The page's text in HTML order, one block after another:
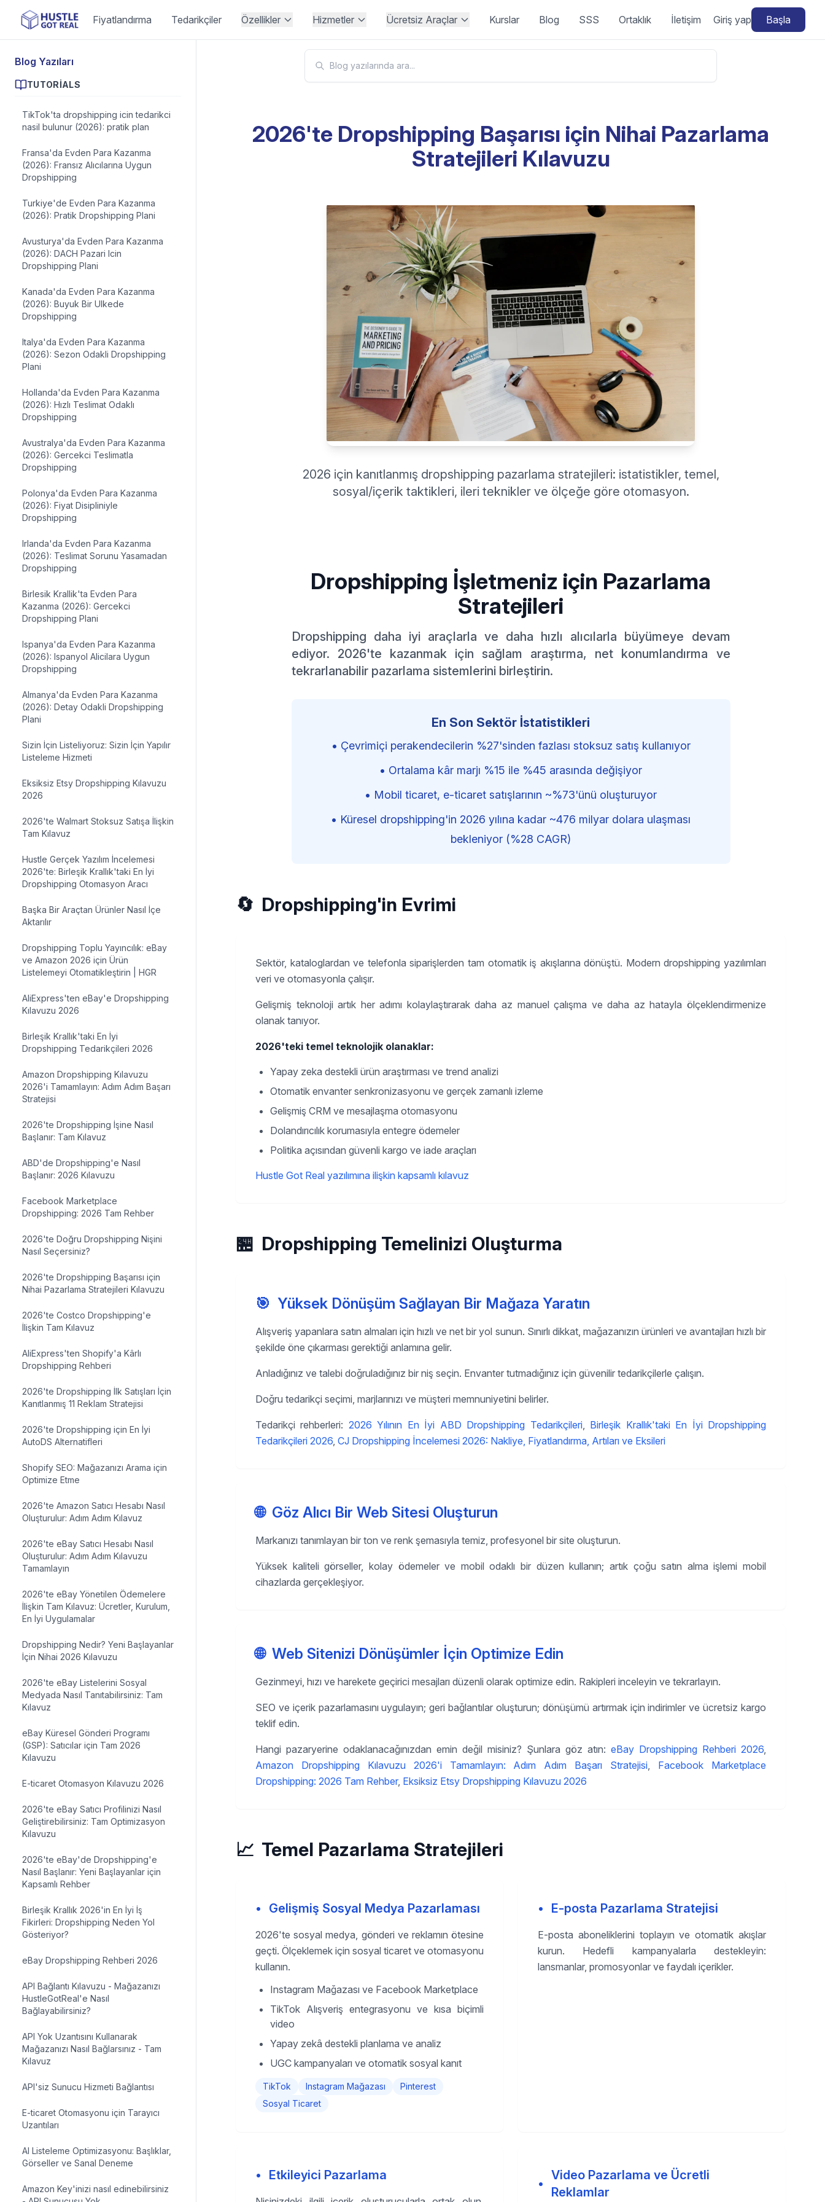
Fiyatlandırma Tedarikçiler Özellikler Hizmetler Ücretsiz Araçlar Kurslar Blog SSS Ortaklık İletişim Giriş yap Başla
Blog Yazıları
TUTORIALS
TikTok'ta dropshipping icin tedarikci
nasil bulunur (2026): pratik plan
Fransa'da Evden Para Kazanma
(2026): Fransız Alıcılarına Uygun
Dropshipping
Turkiye'de Evden Para Kazanma
(2026): Pratik Dropshipping Plani
Avusturya'da Evden Para Kazanma
(2026): DACH Pazari Icin
Dropshipping Plani
Kanada'da Evden Para Kazanma
(2026): Buyuk Bir Ulkede
Dropshipping
Italya'da Evden Para Kazanma
(2026): Sezon Odakli Dropshipping
Plani
Hollanda'da Evden Para Kazanma
(2026): Hızlı Teslimat Odaklı
Dropshipping
Avustralya'da Evden Para Kazanma
(2026): Gercekci Teslimatla
Dropshipping
Polonya'da Evden Para Kazanma
(2026): Fiyat Disipliniyle
Dropshipping
Irlanda'da Evden Para Kazanma
(2026): Teslimat Sorunu Yasamadan
Dropshipping
Birlesik Krallik'ta Evden Para
Kazanma (2026): Gercekci
Dropshipping Plani
Ispanya'da Evden Para Kazanma
(2026): Ispanyol Alicilara Uygun
Dropshipping
Almanya'da Evden Para Kazanma
(2026): Detay Odakli Dropshipping
Plani
Sizin İçin Listeliyoruz: Sizin İçin Yapılır
Listeleme Hizmeti
Eksiksiz Etsy Dropshipping Kılavuzu
2026
2026'te Walmart Stoksuz Satışa İlişkin
Tam Kılavuz
Hustle Gerçek Yazılım İncelemesi
2026'te: Birleşik Krallık'taki En İyi
Dropshipping Otomasyon Aracı
Başka Bir Araçtan Ürünler Nasıl İçe
Aktarılır
Dropshipping Toplu Yayıncılık: eBay
ve Amazon 2026 için Ürün
Listelemeyi Otomatikleştirin | HGR
AliExpress'ten eBay'e Dropshipping
Kılavuzu 2026
Birleşik Krallık'taki En İyi
Dropshipping Tedarikçileri 2026
Amazon Dropshipping Kılavuzu
2026'i Tamamlayın: Adım Adım Başarı
Stratejisi
2026'te Dropshipping İşine Nasıl
Başlanır: Tam Kılavuz
ABD'de Dropshipping'e Nasıl
Başlanır: 2026 Kılavuzu
Facebook Marketplace
Dropshipping: 2026 Tam Rehber
2026'te Doğru Dropshipping Nişini
Nasıl Seçersiniz?
2026'te Dropshipping Başarısı için
Nihai Pazarlama Stratejileri Kılavuzu
2026'te Costco Dropshipping'e
İlişkin Tam Kılavuz
AliExpress'ten Shopify'a Kârlı
Dropshipping Rehberi
2026'te Dropshipping İlk Satışları İçin
Kanıtlanmış 11 Reklam Stratejisi
2026'te Dropshipping için En İyi
AutoDS Alternatifleri
Shopify SEO: Mağazanızı Arama için
Optimize Etme
2026'te Amazon Satıcı Hesabı Nasıl
Oluşturulur: Adım Adım Kılavuz
2026'te eBay Satıcı Hesabı Nasıl
Oluşturulur: Adım Adım Kılavuzu
Tamamlayın
2026'te eBay Yönetilen Ödemelere
İlişkin Tam Kılavuz: Ücretler, Kurulum,
En İyi Uygulamalar
Dropshipping Nedir? Yeni Başlayanlar
İçin Nihai 2026 Kılavuzu
2026'te eBay Listelerini Sosyal
Medyada Nasıl Tanıtabilirsiniz: Tam
Kılavuz
eBay Küresel Gönderi Programı
(GSP): Satıcılar için Tam 2026
Kılavuzu
E-ticaret Otomasyon Kılavuzu 2026
2026'te eBay Satıcı Profilinizi Nasıl
Geliştirebilirsiniz: Tam Optimizasyon
Kılavuzu
2026'te eBay'de Dropshipping'e
Nasıl Başlanır: Yeni Başlayanlar için
Kapsamlı Rehber
Birleşik Krallık 2026'in En İyi İş
Fikirleri: Dropshipping Neden Yol
Gösteriyor?
eBay Dropshipping Rehberi 2026
API Bağlantı Kılavuzu - Mağazanızı
HustleGotReal'e Nasıl
Bağlayabilirsiniz?
API Yok Uzantısını Kullanarak
Mağazanızı Nasıl Bağlarsınız - Tam
Kılavuz
API'siz Sunucu Hizmeti Bağlantısı
E-ticaret Otomasyonu için Tarayıcı
Uzantıları
AI Listeleme Optimizasyonu: Başlıklar,
Görseller ve Sanal Deneme
Amazon Key'inizi nasıl edinebilirsiniz
2026'te Dropshipping Başarısı için Nihai Pazarlama
Stratejileri Kılavuzu
2026 için kanıtlanmış dropshipping pazarlama stratejileri: istatistikler, temel,
sosyal/içerik taktikleri, ileri teknikler ve ölçeğe göre otomasyon.
Dropshipping İşletmeniz için Pazarlama
Stratejileri
Dropshipping daha iyi araçlarla ve daha hızlı alıcılarla büyümeye devam
ediyor. 2026'te kazanmak için sağlam araştırma, net konumlandırma ve
tekrarlanabilir pazarlama sistemlerini birleştirin.
En Son Sektör İstatistikleri
• Çevrimiçi perakendecilerin %27'sinden fazlası stoksuz satış kullanıyor
• Ortalama kâr marjı %15 ile %45 arasında değişiyor
• Mobil ticaret, e-ticaret satışlarının ~%73'ünü oluşturuyor
• Küresel dropshipping'in 2026 yılına kadar ~476 milyar dolara ulaşması
bekleniyor (%28 CAGR)
🔄 Dropshipping'in Evrimi
Sektör, kataloglardan ve telefonla siparişlerden tam otomatik iş akışlarına dönüştü. Modern dropshipping yazılımları
veri ve otomasyonla çalışır.
Gelişmiş teknoloji artık her adımı kolaylaştırarak daha az manuel çalışma ve daha az hatayla ölçeklendirmenize
olanak tanıyor.
2026'teki temel teknolojik olanaklar:
Yapay zeka destekli ürün araştırması ve trend analizi
Otomatik envanter senkronizasyonu ve gerçek zamanlı izleme
Gelişmiş CRM ve mesajlaşma otomasyonu
Dolandırıcılık korumasıyla entegre ödemeler
Politika açısından güvenli kargo ve iade araçları
Hustle Got Real yazılımına ilişkin kapsamlı kılavuz
🏪 Dropshipping Temelinizi Oluşturma
🎯 Yüksek Dönüşüm Sağlayan Bir Mağaza Yaratın
Alışveriş yapanlara satın almaları için hızlı ve net bir yol sunun. Sınırlı dikkat, mağazanızın ürünleri ve avantajları hızlı bir
şekilde öne çıkarması gerektiği anlamına gelir.
Anladığınız ve talebi doğruladığınız bir niş seçin. Envanter tutmadığınız için güvenilir tedarikçilerle çalışın.
Doğru tedarikçi seçimi, marjlarınızı ve müşteri memnuniyetini belirler.
Tedarikçi rehberleri: 2026 Yılının En İyi ABD Dropshipping Tedarikçileri, Birleşik Krallık'taki En İyi Dropshipping
Tedarikçileri 2026, CJ Dropshipping İncelemesi 2026: Nakliye, Fiyatlandırma, Artıları ve Eksileri
🌐 Göz Alıcı Bir Web Sitesi Oluşturun
Markanızı tanımlayan bir ton ve renk şemasıyla temiz, profesyonel bir site oluşturun.
Yüksek kaliteli görseller, kolay ödemeler ve mobil odaklı bir düzen kullanın; artık çoğu satın alma işlemi mobil
cihazlarda gerçekleşiyor.
🌐 Web Sitenizi Dönüşümler İçin Optimize Edin
Gezinmeyi, hızı ve harekete geçirici mesajları düzenli olarak optimize edin. Rakipleri inceleyin ve tekrarlayın.
SEO ve içerik pazarlamasını uygulayın; geri bağlantılar oluşturun; dönüşümü artırmak için indirimler ve ücretsiz kargo
teklif edin.
Hangi pazaryerine odaklanacağınızdan emin değil misiniz? Şunlara göz atın: eBay Dropshipping Rehberi 2026,
Amazon Dropshipping Kılavuzu 2026'i Tamamlayın: Adım Adım Başarı Stratejisi, Facebook Marketplace
Dropshipping: 2026 Tam Rehber, Eksiksiz Etsy Dropshipping Kılavuzu 2026
📈 Temel Pazarlama Stratejileri
• Gelişmiş Sosyal Medya Pazarlaması
2026'te sosyal medya, gönderi ve reklamın ötesine
geçti. Ölçeklemek için sosyal ticaret ve otomasyonu
kullanın.
Instagram Mağazası ve Facebook Marketplace
TikTok Alışveriş entegrasyonu ve kısa biçimli
video
Yapay zekâ destekli planlama ve analiz
UGC kampanyaları ve otomatik sosyal kanıt
TikTok Instagram Mağazası
Pinterest
Sosyal Ticaret
• E-posta Pazarlama Stratejisi
E-posta aboneliklerini toplayın ve otomatik akışlar
kurun. Hedefli kampanyalarla destekleyin:
lansmanlar, promosyonlar ve faydalı içerikler.
• Etkileyici Pazarlama
•
Video Pazarlama ve Ücretli
Reklamlar